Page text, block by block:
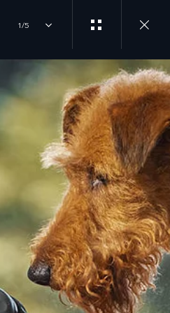
1/5
ÚNETE A LA CONVERSACIÓN
INSTAGRAM
YOUTUBE